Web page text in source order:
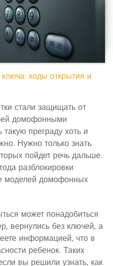
коды открытия и
стали защищать от
домофонными
преграду хоть и
Нужно только знать
пойдет речь дальше.
разблокировки
моделей домофонных
может понадобиться
вернулись без ключей, а
информацией, что в
ребенок. Таких
вы решили узнать, как